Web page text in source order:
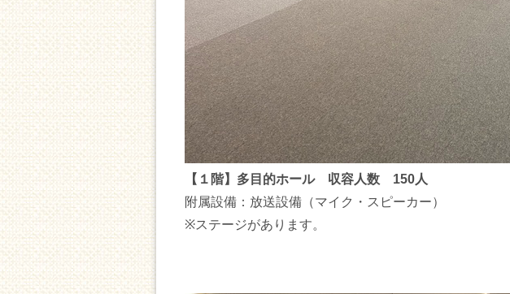
【１階】多目的ホール 収容人数 150人
附属設備：放送設備（マイク・スピーカー）
※ステージがあります。